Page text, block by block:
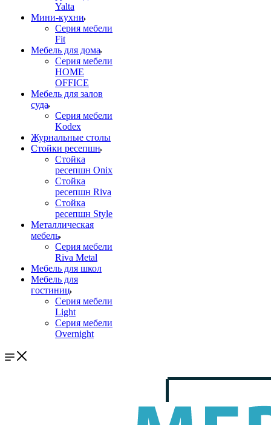
Yalta
Мини-кухни
Серия мебели
Fit
Мебель для дома
Серия мебели
HOME
OFFICE
Мебель для залов
суда
Серия мебели
Kodex
Журнальные столы
Стойки ресепшн
Стойка
ресепшн Onix
Стойка
ресепшн Riva
Стойка
ресепшн Style
Металлическая
мебель
Серия мебели
Riva Metal
Мебель для школ
Мебель для
гостиниц
Серия мебели
Light
Серия мебели
Overnight